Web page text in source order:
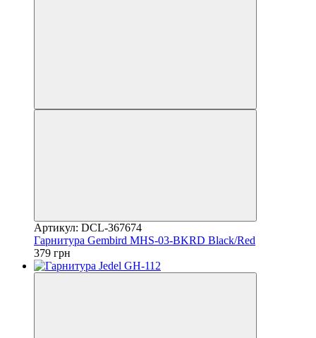
Артикул: DCL-367674
Гарнитура Gembird MHS-03-BKRD Black/Red
379 грн